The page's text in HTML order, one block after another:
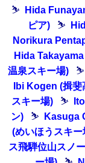
⛷
Hida
ピア)
⛷
Norikura
Hida
温泉スキー場)
⛷
Ibi Kogen (揖
スキー場)
⛷
ン)
⛷ Kasuga
(めいほうスキー
ス飛騨位山スノ